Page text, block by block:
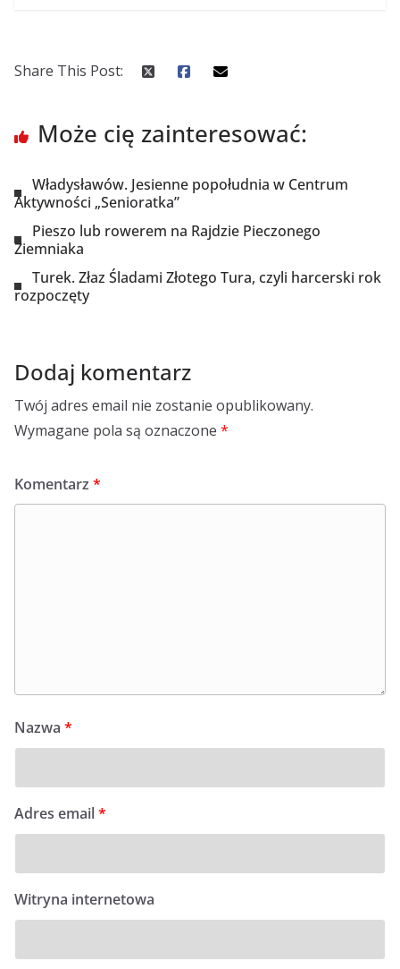
Share This Post:
Może cię zainteresować:
Władysławów. Jesienne popołudnia w Centrum
Aktywności „Senioratka”
Pieszo lub rowerem na Rajdzie Pieczonego
Ziemniaka
Turek. Złaz Śladami Złotego Tura, czyli harcerski rok
rozpoczęty
Dodaj komentarz
Twój adres email nie zostanie opublikowany.
Wymagane pola są oznaczone *
Komentarz *
Nazwa *
Adres email*
Witryna internetowa